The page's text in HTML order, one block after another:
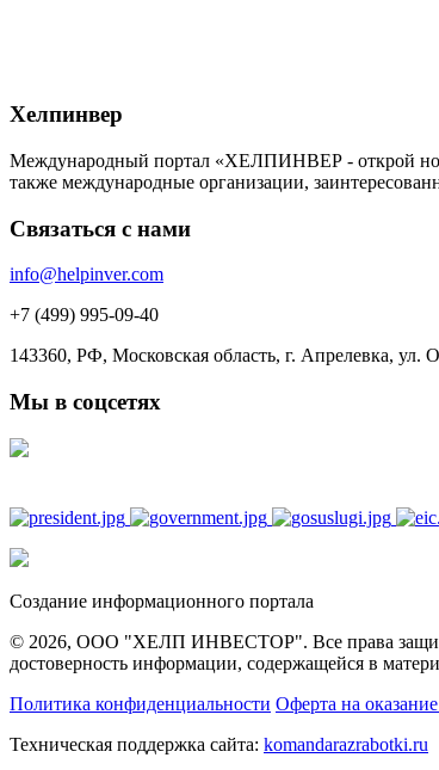
Хелпинвер
Международный портал «ХЕЛПИНВЕР - открой
также международные организации,
Связаться с нами
info@helpinver.com
+7 (499) 995-09-40
143360, РФ, Московская область, г. Апрелевка, ул.
Мы в соцсетях
Создание информационного портала
© 2026, ООО "ХЕЛП ИНВЕСТОР". Все права
достоверность информации, содержащейся в
Политика конфиденциальности Оферта на
Техническая поддержка сайта: komandarazrabotki.ru